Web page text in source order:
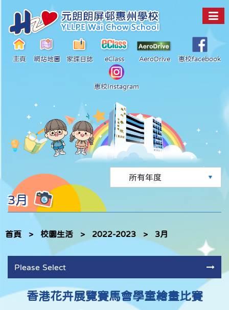
主頁 網站地圖 家課日誌 eClass AeroDrive 惠校facebook
惠校Instagram
3月
首頁 > 校園生活 > 2022-2023 > 3月
Please Select
香港花卉展覽賽馬會學童繪畫比賽